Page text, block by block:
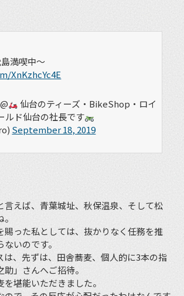
満喫中〜
XnKzhcYc4E
仙台のティーズ・BikeShop・ロイ
ルド仙台の社長です
September 18, 2019
言えば、青葉城址、秋保温泉、そして松
賜った私としては、抜かりなく任務を推
いのです。
は、先ずは、田舎蕎麦、個人的に3本の指
」さんへご招待。
堪能いただきました。